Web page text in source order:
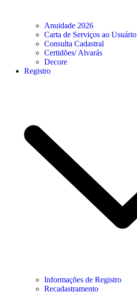
Anuidade 2026
Carta de Serviços ao Usuário
Consulta Cadastral
Certidões/ Alvarás
Decore
Registro
Informações de Registro
Recadastramento